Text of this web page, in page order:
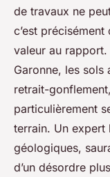
de travaux ne
c’est
valeur au
Garonne, les sols
retrait-
particulièrement
terrain. Un
géologiques,
d’un désordre